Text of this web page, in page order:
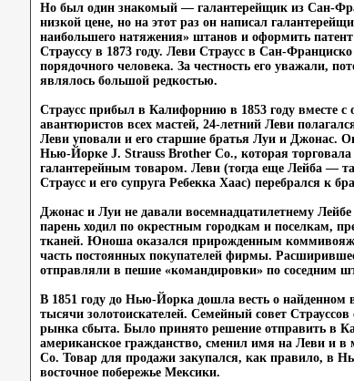
Но был один знакомый — галантерейщик из Сан-
низкой цене, но на этот раз он написал
наибольшего натяжения» штанов и оформить
Страуссу в 1873 году. Леви Страусс в Сан-
порядочного человека. За честность его уважали,
являлось большой редкостью.
Страусс прибыл в Калифорнию в 1853 году вместе с
авантюристов всех мастей, 24-летний Леви
Леви уповали и его старшие братья Луи и Джонас.
Нью-Йорке J. Strauss Brother Co., которая
галантерейным товаром. Леви (тогда еще Лейба —
Страусс и его супруга Ребекка Хаас) перебрался к
Джонас и Луи не давали восемнадцатилетнему
парень ходил по окрестным городкам и поселкам,
тканей. Юноша оказался прирожденным
часть постоянных покупателей фирмы.
отправляли в пешие «командировки» по соседним
В 1851 году до Нью-Йорка дошла весть о найденном
тысячи золотоискателей. Семейный совет Страуссов
рынка сбыта. Было принято решение отправить в
американское гражданство, сменил имя на Леви и
Co. Товар для продажи закупался, как правило, в
восточное побережье Мексики.